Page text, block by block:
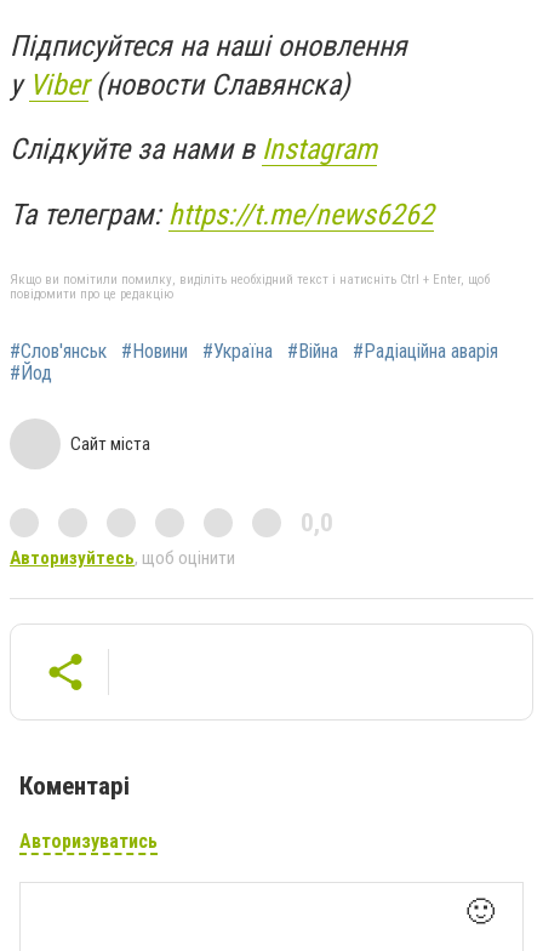
Підписуйтеся на наші оновлення
у Viber(новости Славянска)
Слідкуйте за нами в Instagram
Та телеграм:https://t.me/news6262
Якщо ви помітили помилку, виділіть необхідний текст і натисніть Ctrl + Enter, щоб
повідомити про це редакцію
#Слов'янськ #Новини #Україна #Війна
#Радіаційна аварія
#Йод
Сайт міста
0,0
Авторизуйтесь, щоб оцінити
Коментарі
Авторизуватись
🙂